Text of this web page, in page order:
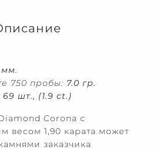
мм.
750 пробы: 7.0 гр.
69 шт., (1.9 ct.)
Corona с
весом 1,90 карата может
заказчика